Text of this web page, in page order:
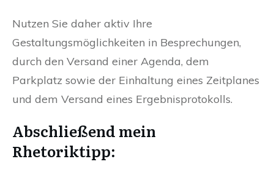
Nutzen Sie daher aktiv Ihre
Gestaltungsmöglichkeiten in Besprechungen,
durch den Versand einer Agenda, dem
Parkplatz sowie der Einhaltung eines Zeitplanes
und dem Versand eines Ergebnisprotokolls.
Abschließend mein
Rhetoriktipp: